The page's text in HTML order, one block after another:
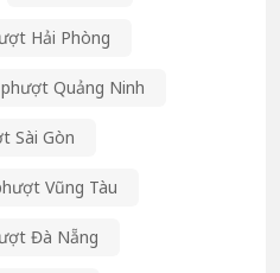
Hải Phòng
phượt Quảng Ninh
Sài Gòn
Vũng Tàu
Đà Nẵng